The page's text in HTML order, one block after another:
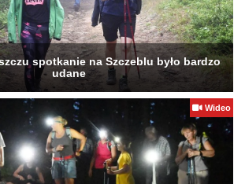
spotkanie na Szczeblu było bardzo
udane
Wideo